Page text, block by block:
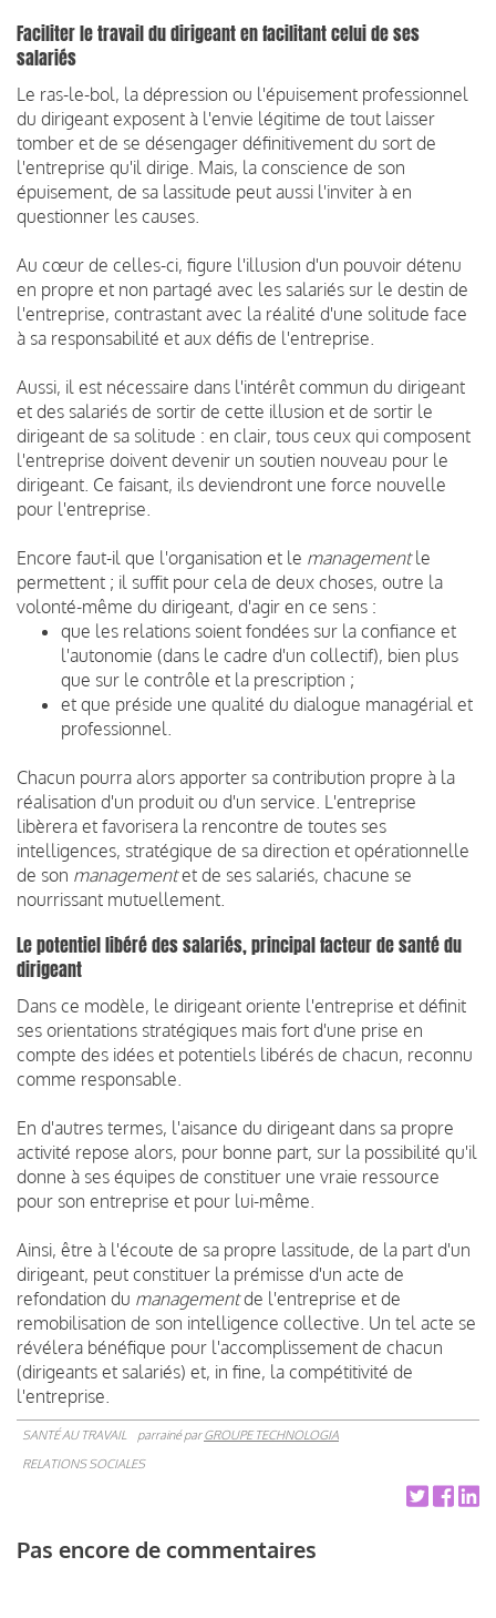
Faciliter le travail du dirigeant en facilitant celui de ses
salariés
Le ras-le-bol, la dépression ou l'épuisement professionnel
du dirigeant exposent à l'envie légitime de tout laisser
tomber et de se désengager définitivement du sort de
l'entreprise qu'il dirige. Mais, la conscience de son
épuisement, de sa lassitude peut aussi l'inviter à en
questionner les causes.
Au cœur de celles-ci, figure l'illusion d'un pouvoir détenu
en propre et non partagé avec les salariés sur le destin de
l'entreprise, contrastant avec la réalité d'une solitude face
à sa responsabilité et aux défis de l'entreprise.
Aussi, il est nécessaire dans l'intérêt commun du dirigeant
et des salariés de sortir de cette illusion et de sortir le
dirigeant de sa solitude : en clair, tous ceux qui composent
l'entreprise doivent devenir un soutien nouveau pour le
dirigeant. Ce faisant, ils deviendront une force nouvelle
pour l'entreprise.
Encore faut-il que l'organisation et le managementle
permettent ; il suffit pour cela de deux choses, outre la
volonté-même du dirigeant, d'agir en ce sens :
que les relations soient fondées sur la confiance et
l'autonomie (dans le cadre d'un collectif), bien plus
que sur le contrôle et la prescription ;
et que préside une qualité du dialogue managérial et
professionnel.
Chacun pourra alors apporter sa contribution propre à la
réalisation d'un produit ou d'un service. L'entreprise
libèrera et favorisera la rencontre de toutes ses
intelligences, stratégique de sa direction et opérationnelle
de son managementet de ses salariés, chacune se
nourrissant mutuellement.
Le potentiel libéré des salariés, principal facteur de santé du
dirigeant
Dans ce modèle, le dirigeant oriente l'entreprise et définit
ses orientations stratégiques mais fort d'une prise en
compte des idées et potentiels libérés de chacun, reconnu
comme responsable.
En d'autres termes, l'aisance du dirigeant dans sa propre
activité repose alors, pour bonne part, sur la possibilité qu'il
donne à ses équipes de constituer une vraie ressource
pour son entreprise et pour lui-même.
Ainsi, être à l'écoute de sa propre lassitude, de la part d'un
dirigeant, peut constituer la prémisse d'un acte de
refondation du managementde l'entreprise et de
remobilisation de son intelligence collective. Un tel acte se
révélera bénéfique pour l'accomplissement de chacun
(dirigeants et salariés) et, in fine, la compétitivité de
l'entreprise.
SANTÉ AU TRAVAIL parrainé parGROUPE TECHNOLOGIA
RELATIONS SOCIALES
Pas encore de commentaires